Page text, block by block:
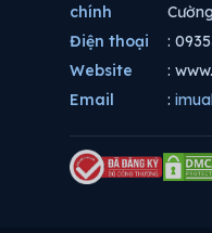
chính
Điện thoại
:
Website
:
Email
: